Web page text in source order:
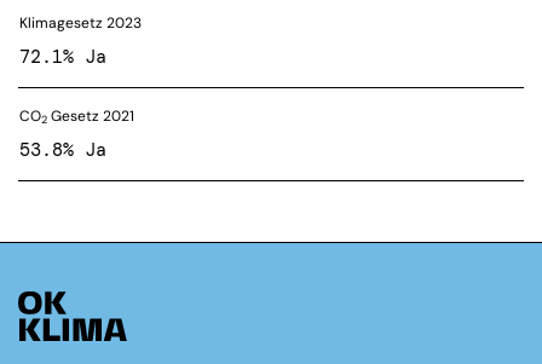
Klimagesetz 2023
72.1% Ja
CO2 Gesetz 2021
53.8% Ja